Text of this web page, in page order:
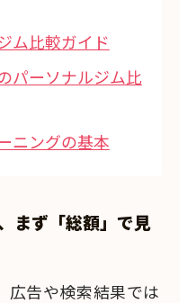
ム比較ガイド
パーソナルジム比
ニングの基本
まず「総額」で見
広告や検索結果では